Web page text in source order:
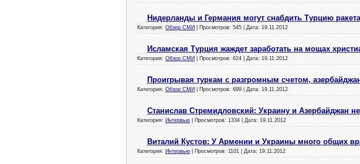
Нидерланды и Германия могут снабдить Турцию
Категория: Обзор СМИ | Просмотров: 545 | Дата: 19.11.2012
Исламская Турция жаждет заработать на мощах
Категория: Обзор СМИ | Просмотров: 624 | Дата: 19.11.2012
Проигрывая туркам с разгромным счетом,
Категория: Обзор СМИ | Просмотров: 699 | Дата: 19.11.2012
Станислав Стремидловский: Украину и Азербайджан
Категория: Интервью | Просмотров: 1334 | Дата: 19.11.2012
Виталий Кустов: У Армении и Украины много общих
Категория: Интервью | Просмотров: 1101 | Дата: 19.11.2012